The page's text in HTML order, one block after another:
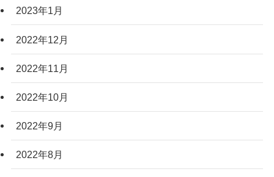
2023年1月
2022年12月
2022年11月
2022年10月
2022年9月
2022年8月